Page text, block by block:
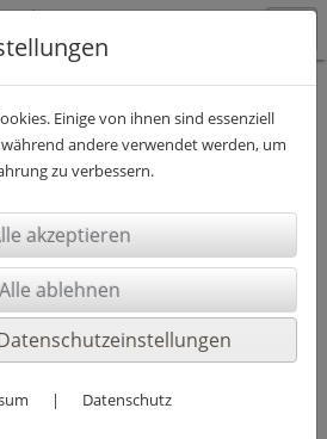
Einige von ihnen sind essenziell
andere verwendet werden, um
zu verbessern.
| Datenschutz